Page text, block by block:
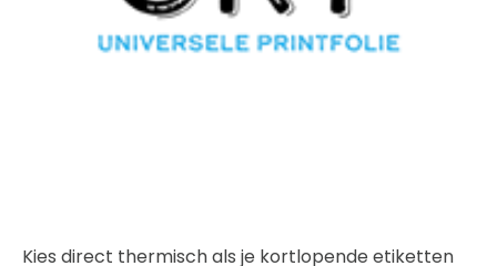
Kies direct thermisch als je kortlopende etiketten